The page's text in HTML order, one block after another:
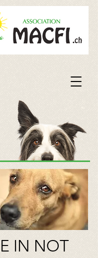
IN NOT